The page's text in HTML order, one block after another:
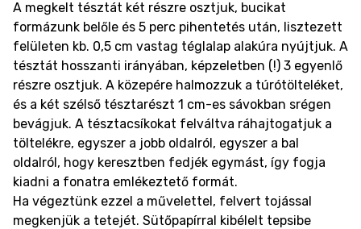
A megkelt tésztát két részre osztjuk, bucikat
formázunk belőle és 5 perc pihentetés után, lisztezett
felületen kb. 0,5 cm vastag téglalap alakúra nyújtjuk. A
tésztát hosszanti irányában, képzeletben (!) 3 egyenlő
részre osztjuk. A közepére halmozzuk a túrótölteléket,
és a két szélső tésztarészt 1 cm-es sávokban srégen
bevágjuk. A tésztacsíkokat felváltva ráhajtogatjuk a
töltelékre, egyszer a jobb oldalról, egyszer a bal
oldalról, hogy keresztben fedjék egymást, így fogja
kiadni a fonatra emlékeztető formát.
Ha végeztünk ezzel a művelettel, felvert tojással
megkenjük a tetejét. Sütőpapírral kibélelt tepsibe